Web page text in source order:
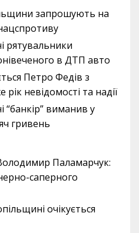
запрошують на
рятувальники
в ДТП авто
Петро Федів з
невідомості та надії
виманив у
гривень
Паламарчук:
саперного
очікується